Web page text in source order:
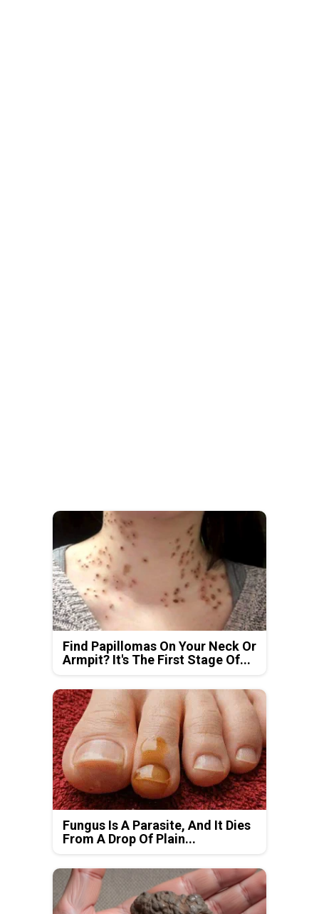
Find Papillomas On Your Neck Or
Armpit? It's The First Stage Of...
Fungus Is A Parasite, And It Dies
From A Drop Of Plain...